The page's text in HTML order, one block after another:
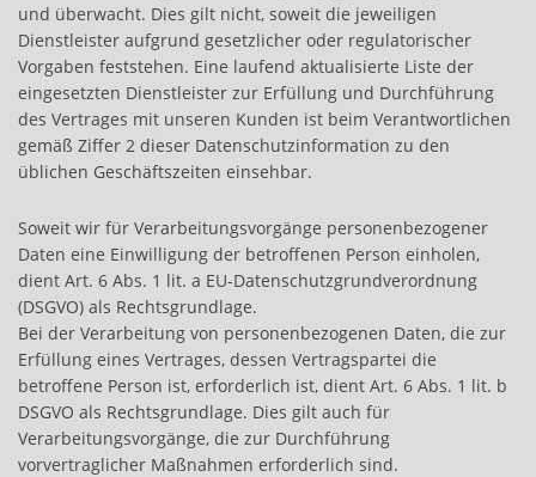
und überwacht. Dies gilt nicht, soweit die jeweiligen
Dienstleister aufgrund gesetzlicher oder regulatorischer
Vorgaben feststehen. Eine laufend aktualisierte Liste der
eingesetzten Dienstleister zur Erfüllung und Durchführung
des Vertrages mit unseren Kunden ist beim Verantwortlichen
gemäß Ziffer 2 dieser Datenschutzinformation zu den
üblichen Geschäftszeiten einsehbar.
Soweit wir für Verarbeitungsvorgänge personenbezogener
Daten eine Einwilligung der betroffenen Person einholen,
dient Art. 6 Abs. 1 lit. a EU-Datenschutzgrundverordnung
(DSGVO) als Rechtsgrundlage.
Bei der Verarbeitung von personenbezogenen Daten, die zur
Erfüllung eines Vertrages, dessen Vertragspartei die
betroffene Person ist, erforderlich ist, dient Art. 6 Abs. 1 lit. b
DSGVO als Rechtsgrundlage. Dies gilt auch für
Verarbeitungsvorgänge, die zur Durchführung
vorvertraglicher Maßnahmen erforderlich sind.